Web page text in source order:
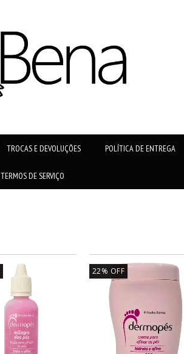
TROCAS E DEVOLUÇÕES POLÍTICA DE ENTREGA
TERMOS DE SERVIÇO
22% OFF